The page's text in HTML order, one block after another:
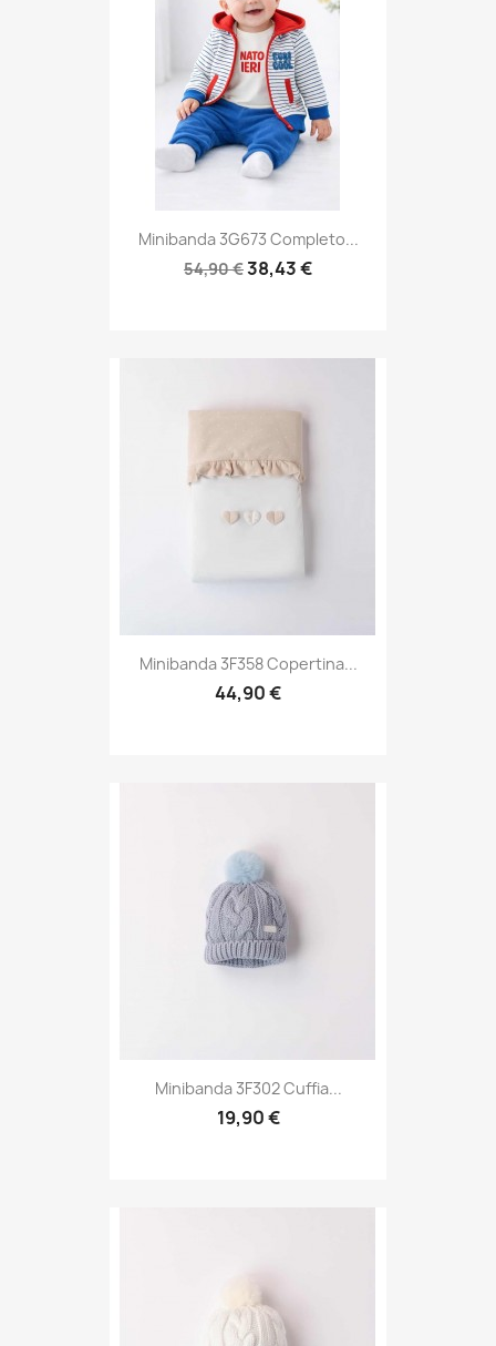
Minibanda 3G673 Completo...
54,90 €38,43 €
Minibanda 3F358 Copertina...
44,90 €
Minibanda 3F302 Cuffia...
19,90 €